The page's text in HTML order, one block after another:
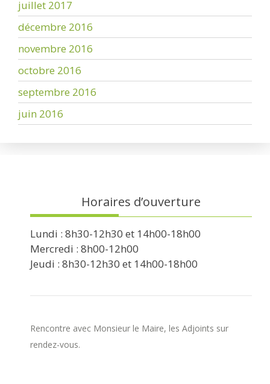
juillet 2017
décembre 2016
novembre 2016
octobre 2016
septembre 2016
juin 2016
Horaires d’ouverture
Lundi : 8h30-12h30 et 14h00-18h00
Mercredi : 8h00-12h00
Jeudi : 8h30-12h30 et 14h00-18h00
Rencontre avec Monsieur le Maire, les Adjoints sur
rendez-vous.